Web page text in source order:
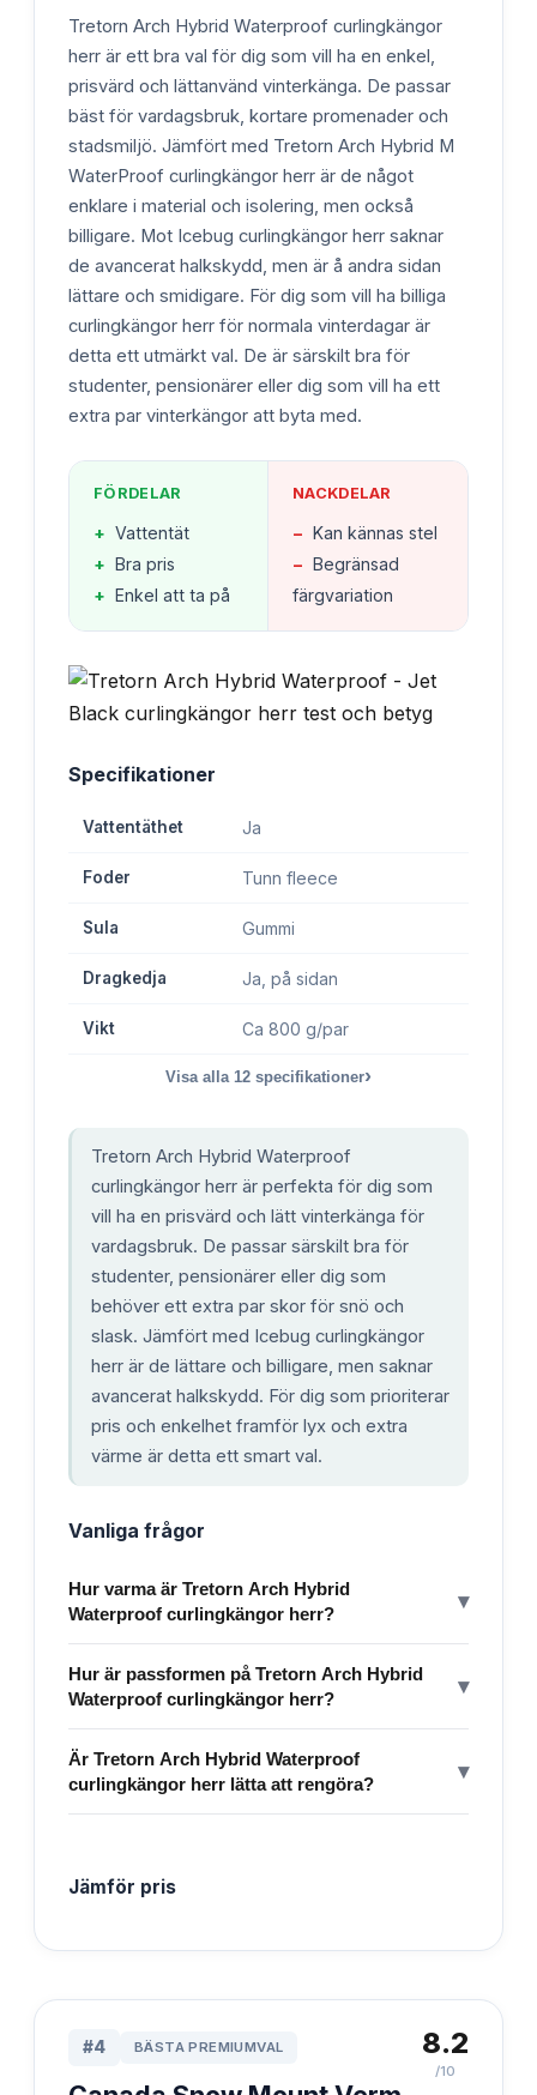
Tretorn Arch Hybrid Waterproof curlingkängor
herr är ett bra val för dig som vill ha en enkel,
prisvärd och lättanvänd vinterkänga. De passar
bäst för vardagsbruk, kortare promenader och
stadsmiljö. Jämfört med Tretorn Arch Hybrid M
WaterProof curlingkängor herr är de något
enklare i material och isolering, men också
billigare. Mot Icebug curlingkängor herr saknar
de avancerat halkskydd, men är å andra sidan
lättare och smidigare. För dig som vill ha billiga
curlingkängor herr för normala vinterdagar är
detta ett utmärkt val. De är särskilt bra för
studenter, pensionärer eller dig som vill ha ett
extra par vinterkängor att byta med.
FÖRDELAR
+ Vattentät
+ Bra pris
+ Enkel att ta på
NACKDELAR
− Kan kännas stel
− Begränsad
färgvariation
Specifikationer
Vattentäthet Ja
Foder Tunn fleece
Sula Gummi
Dragkedja Ja, på sidan
Vikt Ca 800 g/par
Visa alla 12 specifikationer›
Tretorn Arch Hybrid Waterproof
curlingkängor herr är perfekta för dig som
vill ha en prisvärd och lätt vinterkänga för
vardagsbruk. De passar särskilt bra för
studenter, pensionärer eller dig som
behöver ett extra par skor för snö och
slask. Jämfört med Icebug curlingkängor
herr är de lättare och billigare, men saknar
avancerat halkskydd. För dig som prioriterar
pris och enkelhet framför lyx och extra
värme är detta ett smart val.
Vanliga frågor
Hur varma är Tretorn Arch Hybrid
Waterproof curlingkängor herr?
▾
Hur är passformen på Tretorn Arch Hybrid
Waterproof curlingkängor herr?
▾
Är Tretorn Arch Hybrid Waterproof
curlingkängor herr lätta att rengöra?
▾
Jämför pris
#4 BÄSTA PREMIUMVAL 8.2
/10